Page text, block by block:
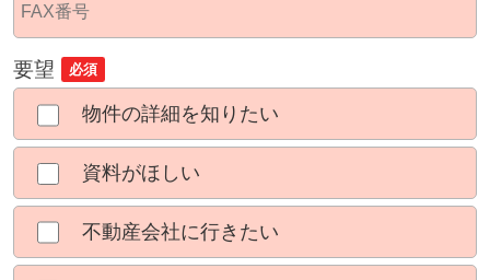
要望 必須
物件の詳細を知りたい
資料がほしい
不動産会社に行きたい